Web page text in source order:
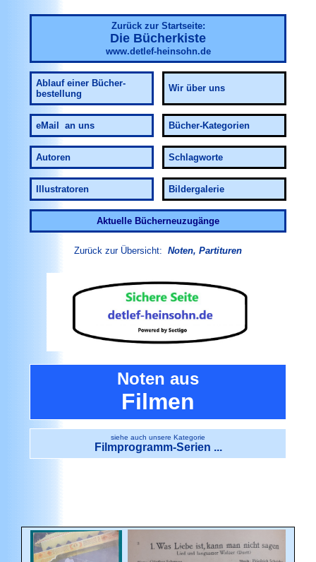
Zurück zur Startseite:
Die Bücherkiste
www.detlef-heinsohn.de
Ablauf einer Bücher-
bestellung
Wir über uns
eMail an uns Bücher-Kategorien
Autoren Schlagworte
Illustratoren Bildergalerie
Aktuelle Bücherneuzugänge
Zurück zur Übersicht: Noten, Partituren
Noten aus
Filmen
siehe auch unsere Kategorie
Filmprogramm-Serien ...